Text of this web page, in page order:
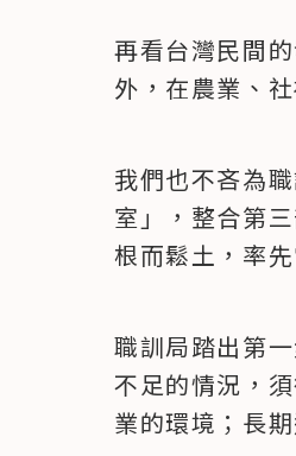
再看台灣民間
外，在農業、
我們也不吝為
室」，整合第
根而鬆土，率
職訓局踏出第
不足的情況，
業的環境；長